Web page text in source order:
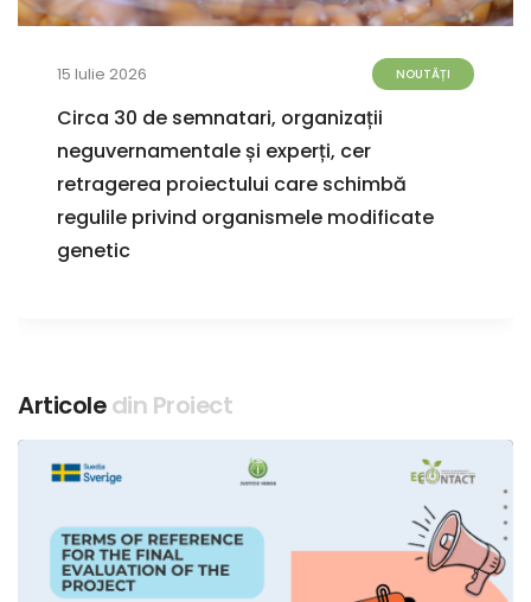
15 Iulie 2026 NOUTĂȚI
Circa 30 de semnatari, organizații
neguvernamentale și experți, cer
retragerea proiectului care schimbă
regulile privind organismele modificate
genetic
Articoledin Proiect